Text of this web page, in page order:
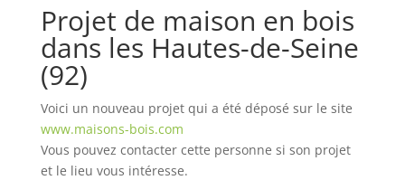
Projet de maison en bois
dans les Hautes-de-Seine
(92)
Voici un nouveau projet qui a été déposé sur le site
www.maisons-bois.com
Vous pouvez contacter cette personne si son projet
et le lieu vous intéresse.